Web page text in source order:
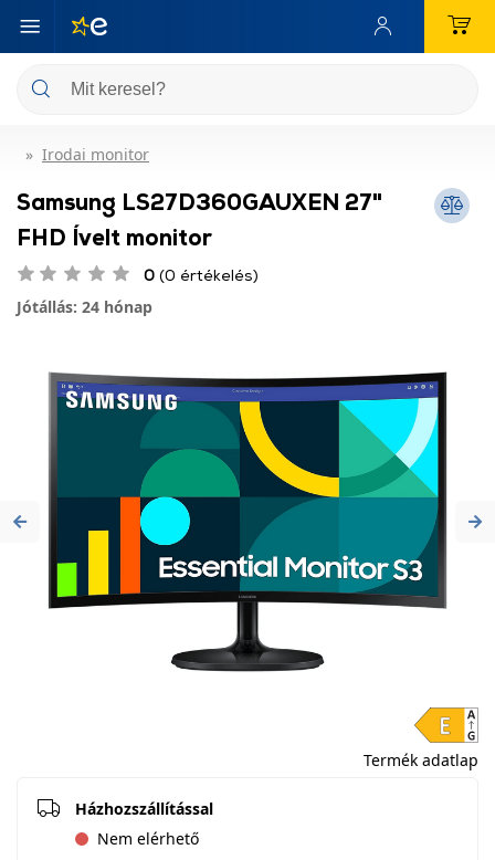
Irodai monitor
Samsung LS27D360GAUXEN 27"
FHD Ívelt monitor
0 (0 értékelés)
Jótállás: 24 hónap
Previous
Termék adatlap
Házhozszállítással
Nem elérhető